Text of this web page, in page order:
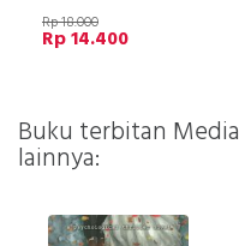
Rp 18.000
Rp 14.400
Buku terbitan
lainnya: